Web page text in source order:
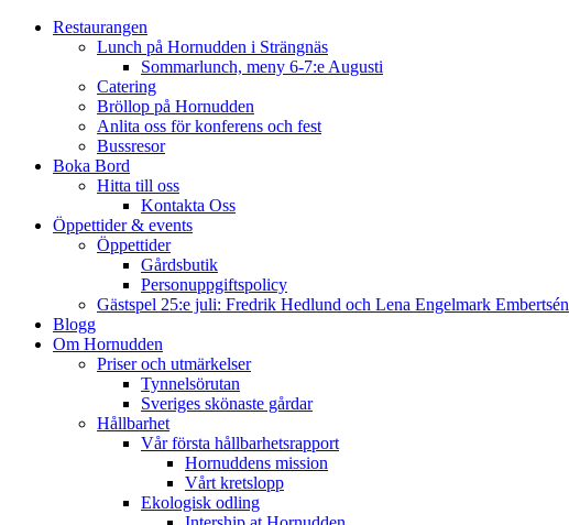
Restaurangen
Lunch på Hornudden i Strängnäs
Sommarlunch, meny 6-7:e Augusti
Catering
Bröllop på Hornudden
Anlita oss för konferens och fest
Bussresor
Boka Bord
Hitta till oss
Kontakta Oss
Öppettider & events
Öppettider
Gårdsbutik
Personuppgiftspolicy
Gästspel 25:e juli: Fredrik Hedlund och Lena Engelmark Embertsén
Blogg
Om Hornudden
Priser och utmärkelser
Tynnelsörutan
Sveriges skönaste gårdar
Hållbarhet
Vår första hållbarhetsrapport
Hornuddens mission
Vårt kretslopp
Ekologisk odling